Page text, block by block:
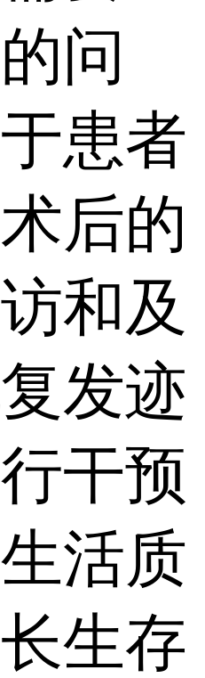
问
患者
后的
和及
发迹
干预
活质
生存